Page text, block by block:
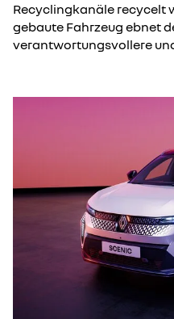
Recyclingkanäle recycelt
gebaute Fahrzeug ebnet
verantwortungsvollere